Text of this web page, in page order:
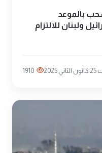
بالموعد
ولبنان للالتزام
2025
1910